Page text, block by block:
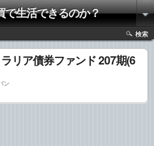
で生活できるのか？
検索
リア債券ファンド 207期(6
ン